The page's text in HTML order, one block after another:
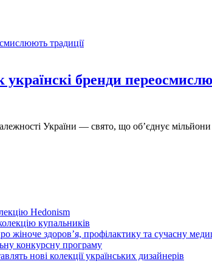
українскі бренди
України — cвято, що об’єднує
Hedonism
купальників
жіноче здоров’я, профілактику та сучасну
конкурсну програму
нові колекції українських дизайнерів